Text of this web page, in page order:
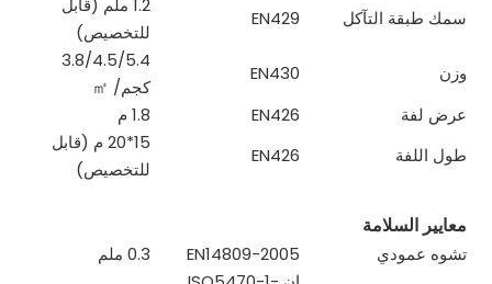
سمك طبقة التآكل
EN429
1.2 ملم (قابل
للتخصيص)
وزن
EN430
3.8/4.5/5.4
كجم/ ㎡
عرض لفة
EN426
1.8 م
طول اللفة
EN426
15*20 م (قابل
للتخصيص)
معايير السلامة
تشوه عمودي EN14809-2005
0.3 ملم